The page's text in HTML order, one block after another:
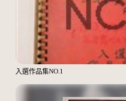
入選作品集NO.1